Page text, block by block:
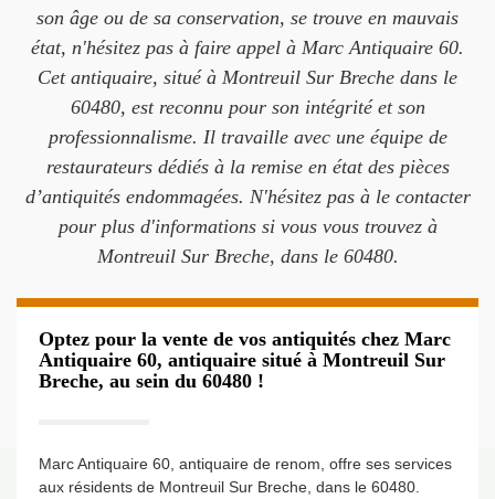
son âge ou de sa conservation, se trouve en mauvais
état, n'hésitez pas à faire appel à Marc Antiquaire 60.
Cet antiquaire, situé à Montreuil Sur Breche dans le
60480, est reconnu pour son intégrité et son
professionnalisme. Il travaille avec une équipe de
restaurateurs dédiés à la remise en état des pièces
d’antiquités endommagées. N'hésitez pas à le contacter
pour plus d'informations si vous vous trouvez à
Montreuil Sur Breche, dans le 60480.
Optez pour la vente de vos antiquités chez Marc
Antiquaire 60, antiquaire situé à Montreuil Sur
Breche, au sein du 60480 !
Marc Antiquaire 60, antiquaire de renom, offre ses services
aux résidents de Montreuil Sur Breche, dans le 60480.